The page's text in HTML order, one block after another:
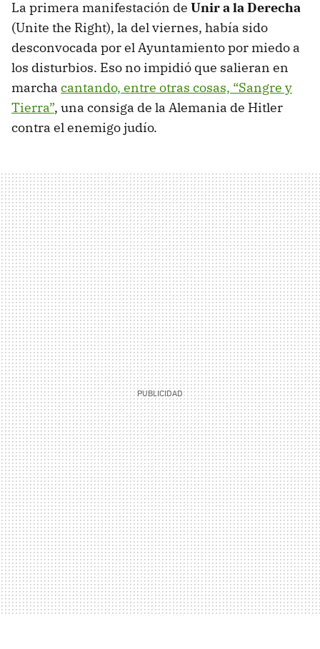
La primera manifestación de Unir a la Derecha
(Unite the Right), la del viernes, había sido
desconvocada por el Ayuntamiento por miedo a
los disturbios. Eso no impidió que salieran en
marcha cantando, entre otras cosas, “Sangre y
Tierra”, una consiga de la Alemania de Hitler
contra el enemigo judío.